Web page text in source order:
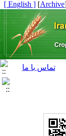
Archive
]
[ English ]